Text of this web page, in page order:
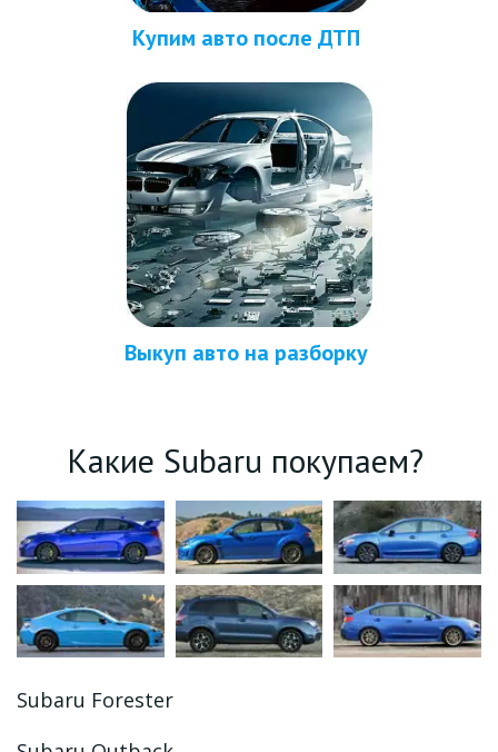
Купим авто после ДТП
Выкуп авто на разборку
Какие Subaru покупаем?
Subaru Forester